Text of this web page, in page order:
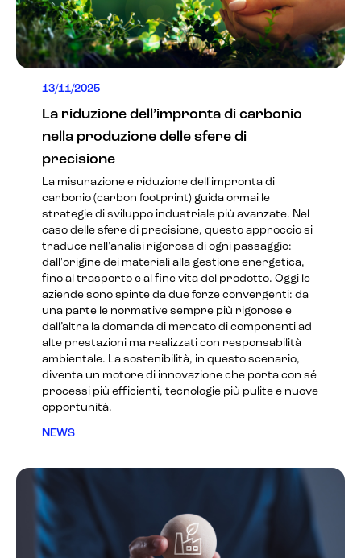
13/11/2025
La riduzione dell’impronta di carbonio
nella produzione delle sfere di
precisione
La misurazione e riduzione dell'impronta di
carbonio (carbon footprint) guida ormai le
strategie di sviluppo industriale più avanzate. Nel
caso delle sfere di precisione, questo approccio si
traduce nell'analisi rigorosa di ogni passaggio:
dall'origine dei materiali alla gestione energetica,
fino al trasporto e al fine vita del prodotto. Oggi le
aziende sono spinte da due forze convergenti: da
una parte le normative sempre più rigorose e
dall’altra la domanda di mercato di componenti ad
alte prestazioni ma realizzati con responsabilità
ambientale. La sostenibilità, in questo scenario,
diventa un motore di innovazione che porta con sé
processi più efficienti, tecnologie più pulite e nuove
opportunità.
NEWS